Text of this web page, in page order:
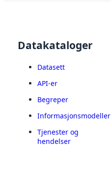
Datakataloger
Datasett
API-er
Begreper
Informasjonsmodeller
Tjenester og
hendelser